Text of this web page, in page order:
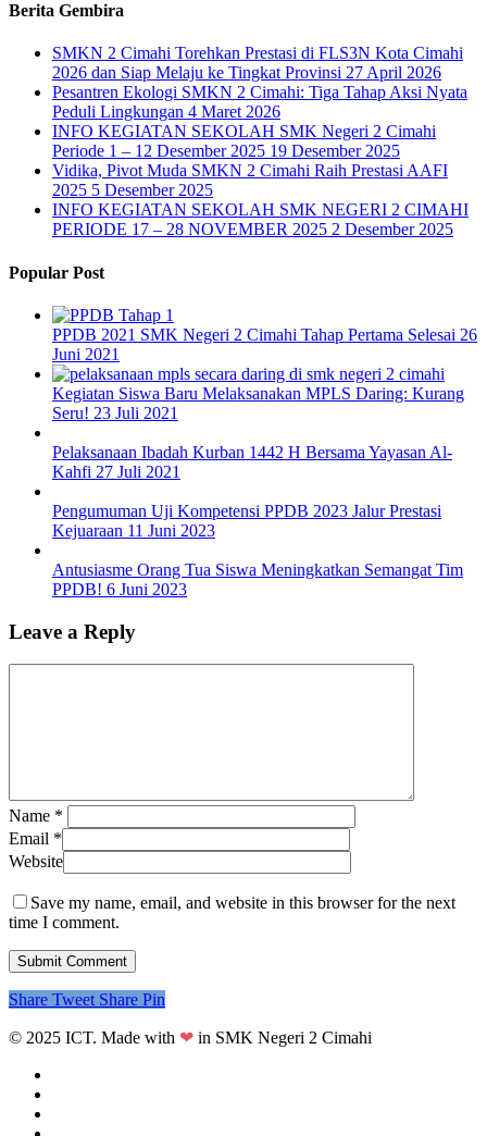
Berita Gembira
SMKN 2 Cimahi Torehkan Prestasi di FLS3N Kota Cimahi
2026 dan Siap Melaju ke Tingkat Provinsi 27 April 2026
Pesantren Ekologi SMKN 2 Cimahi: Tiga Tahap Aksi Nyata
Peduli Lingkungan 4 Maret 2026
INFO KEGIATAN SEKOLAH SMK Negeri 2 Cimahi
Periode 1 – 12 Desember 2025 19 Desember 2025
Vidika, Pivot Muda SMKN 2 Cimahi Raih Prestasi AAFI
2025 5 Desember 2025
INFO KEGIATAN SEKOLAH SMK NEGERI 2 CIMAHI
PERIODE 17 – 28 NOVEMBER 2025 2 Desember 2025
Popular Post
PPDB 2021 SMK Negeri 2 Cimahi Tahap Pertama Selesai 26
Juni 2021
Kegiatan Siswa Baru Melaksanakan MPLS Daring: Kurang
Seru! 23 Juli 2021
Pelaksanaan Ibadah Kurban 1442 H Bersama Yayasan Al-
Kahfi 27 Juli 2021
Pengumuman Uji Kompetensi PPDB 2023 Jalur Prestasi
Kejuaraan 11 Juni 2023
Antusiasme Orang Tua Siswa Meningkatkan Semangat Tim
PPDB! 6 Juni 2023
Leave a Reply
Name *
Email *
Website
Save my name, email, and website in this browser for the next
time I comment.
Share Tweet Share Pin
© 2025 ICT. Made with ❤ in SMK Negeri 2 Cimahi